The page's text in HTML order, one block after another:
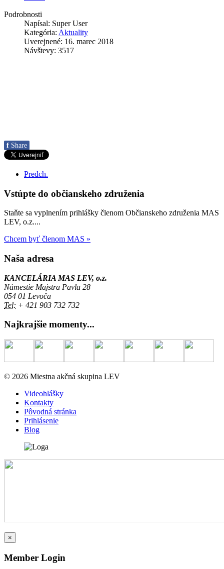
Podrobnosti
Napísal: Super User
Kategória: Aktuality
Uverejnené: 16. marec 2018
Návštevy: 3517
f Share
Predch.
Vstúpte do občianskeho združenia
Staňte sa vyplnením prihlášky členom Občianskeho združenia MAS
LEV, o.z....
Chcem byť členom MAS »
Naša adresa
KANCELÁRIA MAS LEV, o.z.
Námestie Majstra Pavla 28
054 01 Levoča
Tel: + 421 903 732 732
Najkrajšie momenty...
© 2026 Miestna akčná skupina LEV
Videohlášky
Kontakty
Pôvodná stránka
Prihlásenie
Blog
×
Member Login